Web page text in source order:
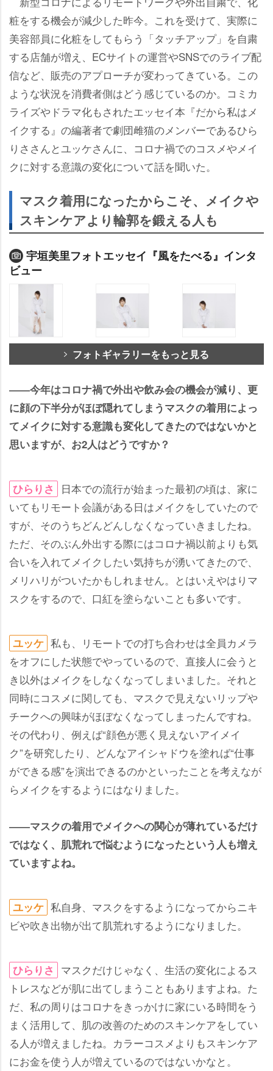
粧をする機会が減少した昨今。これを受けて、実際に
美容部員に化粧をしてもらう「タッチアップ」を自粛
する店舗が増え、ECサイトの運営やSNSでのライブ配
信など、販売のアプローチが変わってきている。この
ような状況を消費者側はどう感じているのか。コミカ
ライズやドラマ化もされたエッセイ本『だから私はメ
イクする』の編著者で劇団雌猫のメンバーであるひら
りささんとユッケさんに、コロナ禍でのコスメやメイ
クに対する意識の変化について話を聞いた。
マスク着用になったからこそ、メイク
スキンケアより輪郭を鍛える人も
宇垣美里フォトエッセイ『風をたべる』インタ
ビュー
フォトギャラリーをもっと見る
――今年はコロナ禍で外出や飲み会の機会が減り、更
に顔の下半分がほぼ隠れてしまうマスクの着用によっ
てメイクに対する意識も変化してきたのではないかと
思いますが、お2人はどうですか？
ひらりさ
日本での流行が始まった最初の頃は、家に
いてもリモート会議がある日はメイクをしていたので
すが、そのうちどんどんしなくなっていきましたね。
ただ、そのぶん外出する際にはコロナ禍以前よりも気
合いを入れてメイクしたい気持ちが湧いてきたので、
メリハリがついたかもしれません。とはいえやはりマ
スクをするので、口紅を塗らないことも多いです。
ユッケ 私も、リモートでの打ち合わせは全員カメラ
をオフにした状態でやっているので、直接人に会うと
き以外はメイクをしなくなってしまいました。それと
同時にコスメに関しても、マスクで見えないリップ
チークへの興味がほぼなくなってしまったんですね。
その代わり、例えば“顔色が悪く見えないアイメイ
ク”を研究したり、どんなアイシャドウを塗れば“仕事
ができる感”を演出できるのかといったことを考えなが
らメイクをするようにはなりました。
――マスクの着用でメイクへの関心が薄れているだけ
ではなく、肌荒れで悩むようになったという人も増え
ていますよね。
ユッケ 私自身、マスクをするようになってからニキ
ビや吹き出物が出て肌荒れするようになりました。
ひらりさ
マスクだけじゃなく、生活の変化によるス
トレスなどが肌に出てしまうこともありますよね。た
だ、私の周りはコロナをきっかけに家にいる時間をう
まく活用して、肌の改善のためのスキンケアをしてい
る人が増えましたね。カラーコスメよりもスキンケア
にお金を使う人が増えているのではないかなと。